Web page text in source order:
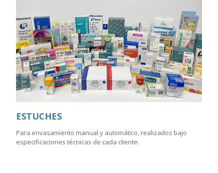
ESTUCHES
Para envasamiento manual y automático, realizados bajo
especificaciones técnicas de cada cliente.